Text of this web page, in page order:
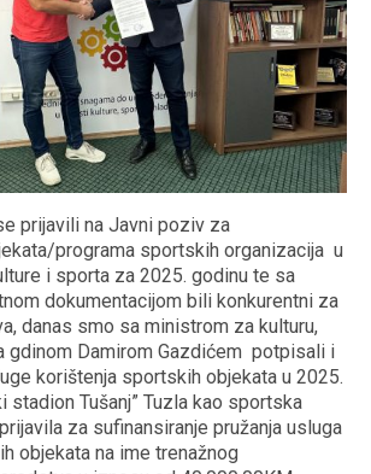
prijavili na Javni poziv za
programa sportskih organizacija u
i sporta za 2025. godinu te sa
dokumentacijom bili konkurentni za
danas smo sa ministrom za kulturu,
gdinom Damirom Gazdićem potpisali i
korištenja sportskih objekata u 2025.
stadion Tušanj” Tuzla kao sportska
za sufinansiranje pružanja usluga
objekata na ime trenažnog